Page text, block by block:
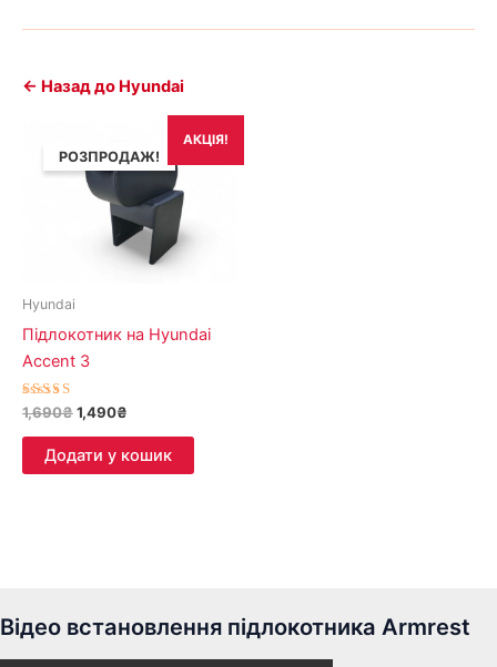
← Назад до Hyundai
АКЦІЯ!
РОЗПРОДАЖ!
Hyundai
Підлокотник на Hyundai
Accent 3
Оцінено в
5.00
з 5
1,690₴
ціна:
1,690₴.
1,490₴
ціна:
1,490₴.
Додати у кошик
Відео встановлення підлокотника Armrest